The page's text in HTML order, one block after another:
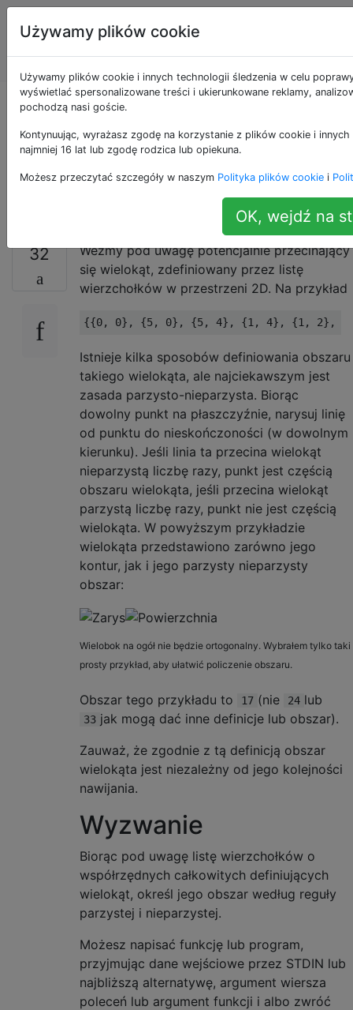
Programowanie
puzzli i Code
Golf
Obszar samo-
przecinającego się
wielokąta
32
Weźmy pod uwagę potencjalnie przecinający
się wielokąt, zdefiniowany przez listę
wierzchołków w przestrzeni 2D. Na przykład
Istnieje kilka sposobów definiowania obszaru
takiego wielokąta, ale najciekawszym jest
zasada parzysto-nieparzysta. Biorąc
dowolny punkt na płaszczyźnie, narysuj linię
od punktu do nieskończoności (w dowolnym
kierunku). Jeśli linia ta przecina wielokąt
nieparzystą liczbę razy, punkt jest częścią
obszaru wielokąta, jeśli przecina wielokąt
parzystą liczbę razy, punkt nie jest częścią
wielokąta. W powyższym przykładzie
wielokąta przedstawiono zarówno jego
kontur, jak i jego parzysty nieparzysty
obszar:
Wielobok na ogół nie będzie ortogonalny. Wybrałem tylko taki
prosty przykład, aby ułatwić policzenie obszaru.
Obszar tego przykładu to 17 (nie 24 lub
33 jak mogą dać inne definicje lub obszar).
Zauważ, że zgodnie z tą definicją obszar
wielokąta jest niezależny od jego kolejności
nawijania.
Wyzwanie
Biorąc pod uwagę listę wierzchołków o
współrzędnych całkowitych definiujących
wielokąt, określ jego obszar według reguły
parzystej i nieparzystej.
Możesz napisać funkcję lub program,
przyjmując dane wejściowe przez STDIN lub
najbliższą alternatywę, argument wiersza
poleceń lub argument funkcji i albo zwróć
Używamy plików cookie
Używamy plików cookie i innych technologii śledzenia w celu
wyświetlać spersonalizowane treści i ukierunkowane reklamy,
pochodzą nasi goście.
Kontynuując, wyrażasz zgodę na korzystanie z plików cookie i
najmniej 16 lat lub zgodę rodzica lub opiekuna.
Możesz przeczytać szczegóły w naszym Polityka plików cookie i
OK, wejdź na